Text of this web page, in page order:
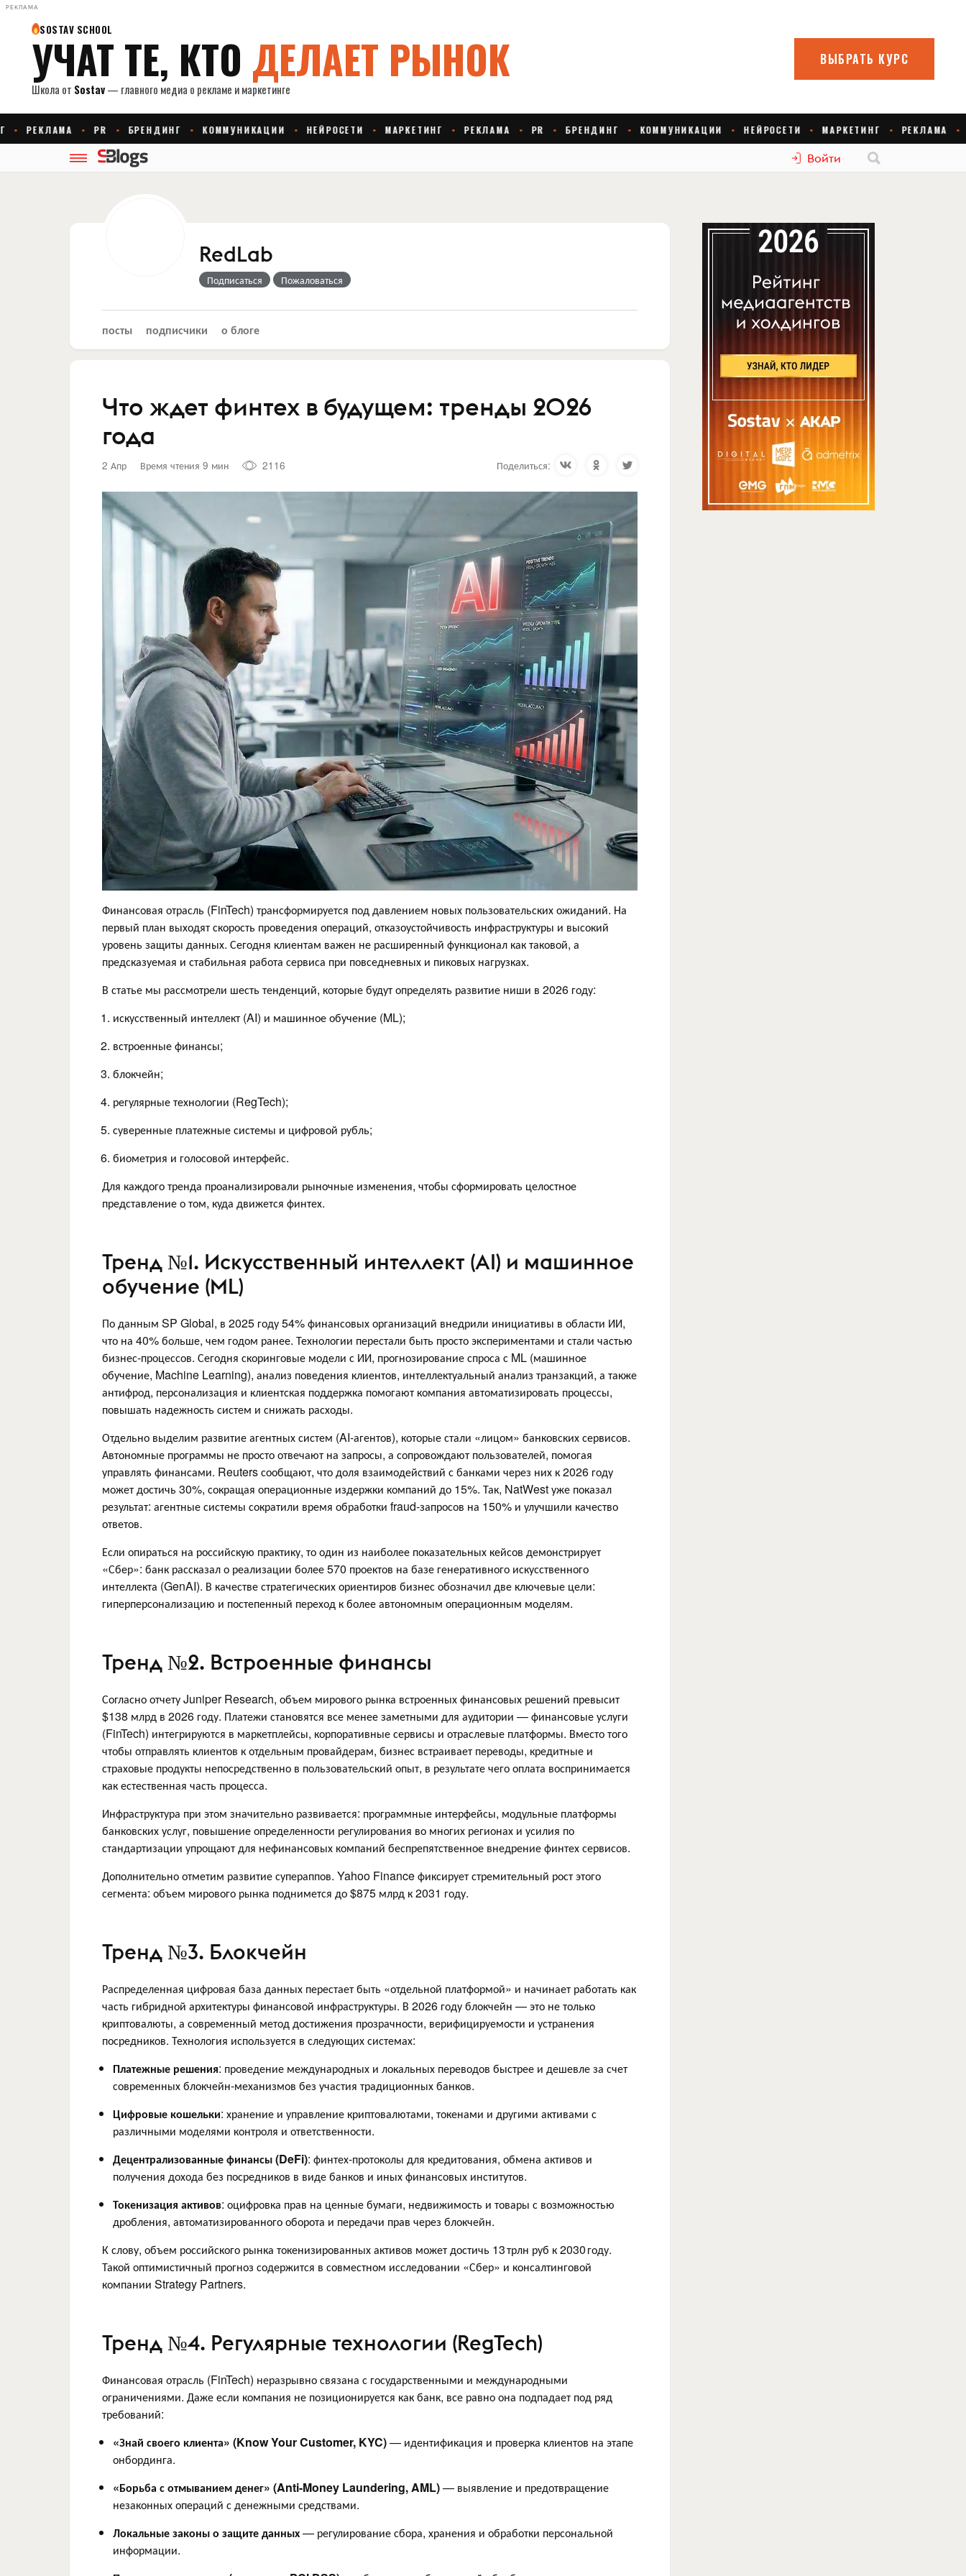
РЕКЛАМА
Войти
RedLab
Подписаться Пожаловаться
посты подписчики о блоге
Что ждет финтех в будущем: тренды 2026
года
2 Апр Время чтения 9 мин 2116 Поделиться:
Финансовая отрасль (FinTech) трансформируется под давлением новых пользовательских ожиданий. На
первый план выходят скорость проведения операций, отказоустойчивость инфраструктуры и высокий
уровень защиты данных. Сегодня клиентам важен не расширенный функционал как таковой, а
предсказуемая и стабильная работа сервиса при повседневных и пиковых нагрузках.
В статье мы рассмотрели шесть тенденций, которые будут определять развитие ниши в 2026 году:
искусственный интеллект (AI) и машинное обучение (ML);
встроенные финансы;
блокчейн;
регулярные технологии (RegTech);
суверенные платежные системы и цифровой рубль;
биометрия и голосовой интерфейс.
Для каждого тренда проанализировали рыночные изменения, чтобы сформировать целостное
представление о том, куда движется финтех.
Тренд №1. Искусственный интеллект (AI) и машинное
обучение (ML)
По данным SP Global, в 2025 году 54% финансовых организаций внедрили инициативы в области ИИ,
что на 40% больше, чем годом ранее. Технологии перестали быть просто экспериментами и стали частью
бизнес-процессов. Сегодня скоринговые модели с ИИ, прогнозирование спроса с ML (машинное
обучение, Machine Learning), анализ поведения клиентов, интеллектуальный анализ транзакций, а также
антифрод, персонализация и клиентская поддержка помогают компания автоматизировать процессы,
повышать надежность систем и снижать расходы.
Отдельно выделим развитие агентных систем (AI-агентов), которые стали «лицом» банковских сервисов.
Автономные программы не просто отвечают на запросы, а сопровождают пользователей, помогая
управлять финансами. Reuters сообщают, что доля взаимодействий с банками через них к 2026 году
может достичь 30%, сокращая операционные издержки компаний до 15%. Так, NatWest уже показал
результат: агентные системы сократили время обработки fraud-запросов на 150% и улучшили качество
ответов.
Если опираться на российскую практику, то один из наиболее показательных кейсов демонстрирует
«Сбер»: банк рассказал о реализации более 570 проектов на базе генеративного искусственного
интеллекта (GenAI). В качестве стратегических ориентиров бизнес обозначил две ключевые цели:
гиперперсонализацию и постепенный переход к более автономным операционным моделям.
Тренд №2. Встроенные финансы
Согласно отчету Juniper Research, объем мирового рынка встроенных финансовых решений превысит
$138 млрд в 2026 году. Платежи становятся все менее заметными для аудитории — финансовые услуги
(FinTech) интегрируются в маркетплейсы, корпоративные сервисы и отраслевые платформы. Вместо того
чтобы отправлять клиентов к отдельным провайдерам, бизнес встраивает переводы, кредитные и
страховые продукты непосредственно в пользовательский опыт, в результате чего оплата воспринимается
как естественная часть процесса.
Инфраструктура при этом значительно развивается: программные интерфейсы, модульные платформы
банковских услуг, повышение определенности регулирования во многих регионах и усилия по
стандартизации упрощают для нефинансовых компаний беспрепятственное внедрение финтех сервисов.
Дополнительно отметим развитие супераппов. Yahoo Finance фиксирует стремительный рост этого
сегмента: объем мирового рынка поднимется до $875 млрд к 2031 году.
Тренд №3. Блокчейн
Распределенная цифровая база данных перестает быть «отдельной платформой» и начинает работать как
часть гибридной архитектуры финансовой инфраструктуры. В 2026 году блокчейн — это не только
криптовалюты, а современный метод достижения прозрачности, верифицируемости и устранения
посредников. Технология используется в следующих системах:
Платежные решения: проведение международных и локальных переводов быстрее и дешевле за счет
современных блокчейн-механизмов без участия традиционных банков.
Цифровые кошельки: хранение и управление криптовалютами, токенами и другими активами с
различными моделями контроля и ответственности.
Децентрализованные финансы (DeFi): финтех-протоколы для кредитования, обмена активов и
получения дохода без посредников в виде банков и иных финансовых институтов.
Токенизация активов: оцифровка прав на ценные бумаги, недвижимость и товары с возможностью
дробления, автоматизированного оборота и передачи прав через блокчейн.
К слову, объем российского рынка токенизированных активов может достичь 13 трлн руб к 2030 году.
Такой оптимистичный прогноз содержится в совместном исследовании «Сбер» и консалтинговой
компании Strategy Partners.
Тренд №4. Регулярные технологии (RegTech)
Финансовая отрасль (FinTech) неразрывно связана с государственными и международными
ограничениями. Даже если компания не позиционируется как банк, все равно она подпадает под ряд
требований:
«Знай своего клиента» (Know Your Customer, KYC)— идентификация и проверка клиентов на этапе
онбординга.
«Борьба с отмыванием денег» (Anti-Money Laundering, AML)— выявление и предотвращение
незаконных операций с денежными средствами.
Локальные законы о защите данных— регулирование сбора, хранения и обработки персональной
информации.